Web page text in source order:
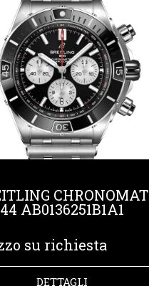
CHRONOMAT
AB0136251B1A1
su richiesta
DETTAGLI